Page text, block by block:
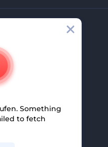
Something
to fetch